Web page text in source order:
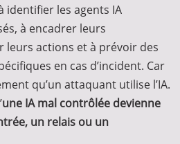
identifier les agents IA
à encadrer leurs
leurs actions et à prévoir des
en cas d’incident. Car
qu’un attaquant utilise l’IA.
une IA mal contrôlée devienne
un relais ou un